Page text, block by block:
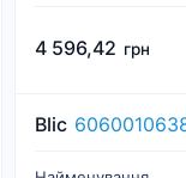
4 596,42 грн
Blic